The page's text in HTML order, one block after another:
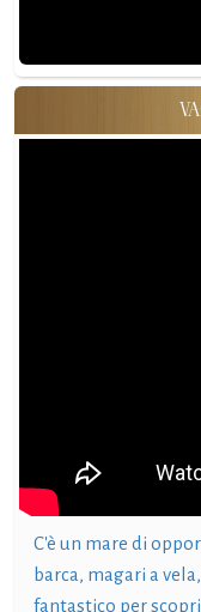
C'è un mare di
barca, magari a
fantastico per